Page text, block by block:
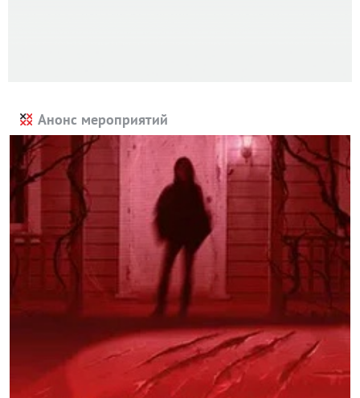
Анонс мероприятий